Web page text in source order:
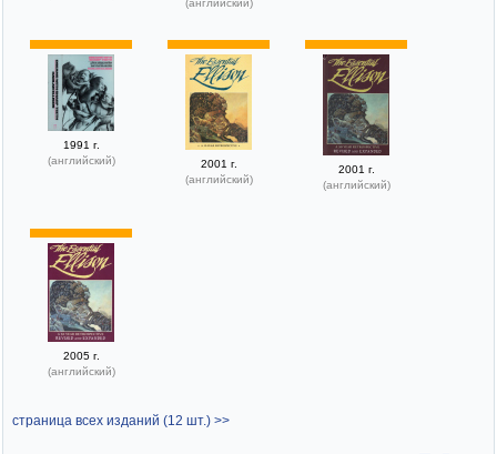
1991 г.
(английский)
2001 г.
(английский)
2001 г.
(английский)
2005 г.
(английский)
страница всех изданий (12 шт.) >>